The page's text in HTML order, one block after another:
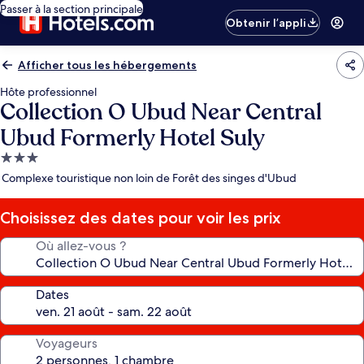
Passer à la section principale
Obtenir l’appli
Afficher tous les hébergements
Hôte professionnel
Collection O Ubud Near Central
Ubud Formerly Hotel Suly
Hébergement
3.0 étoiles
Complexe touristique non loin de Forêt des singes d'Ubud
Choisissez des dates pour voir les prix
Où allez-vous ?
Dates
Voyageurs